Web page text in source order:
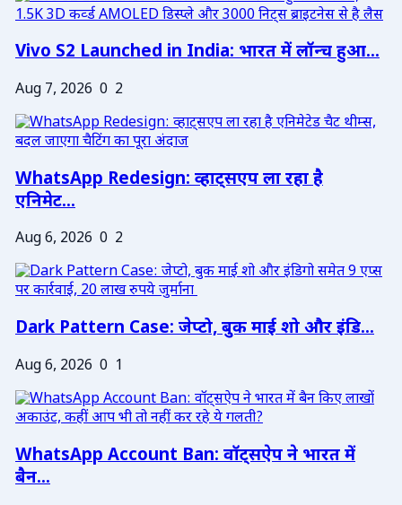
Vivo S2 Launched in India: भारत में लॉन्च हुआ...
Aug 7, 2026 0 2
WhatsApp Redesign: व्हाट्सएप ला रहा है
एनिमेट...
Aug 6, 2026 0 2
Dark Pattern Case: जेप्टो, बुक माई शो और इंडि...
Aug 6, 2026 0 1
WhatsApp Account Ban: वॉट्सऐप ने भारत में
बैन...